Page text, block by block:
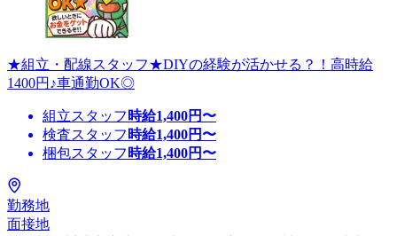
★組立・配線スタッフ★DIYの経験が活かせる？！高時給
1400円♪車通勤OK◎
組立スタッフ 時給1,400円〜
検査スタッフ 時給1,400円〜
梱包スタッフ 時給1,400円〜
勤務地
面接地